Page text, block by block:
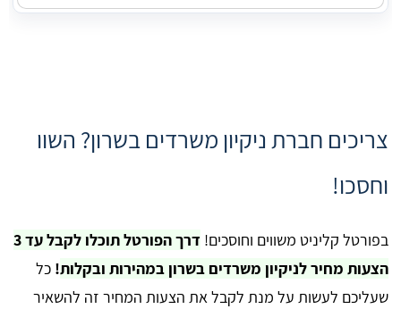
צריכים חברת ניקיון משרדים בשרון? השוו
וחסכו!
בפורטל קליניט משווים וחוסכים!
דרך הפורטל תוכלו לקבל עד 3
הצעות מחיר לניקיון משרדים בשרון במהירות ובקלות! כל
שעליכם לעשות על מנת לקבל את הצעות המחיר זה להשאיר